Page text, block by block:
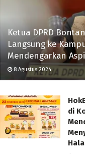
Ketua DPRD
Langsung ke
Mendengarkan
8 Agustus 2024
di